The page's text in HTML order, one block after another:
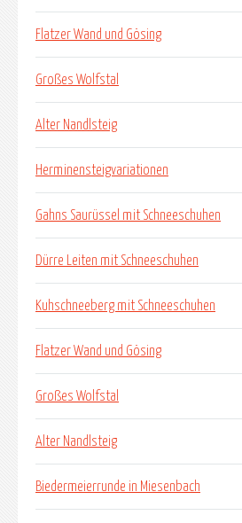
Flatzer Wand und Gösing
Großes Wolfstal
Alter Nandlsteig
Herminensteigvariationen
Gahns Saurüssel mit Schneeschuhen
Dürre Leiten mit Schneeschuhen
Kuhschneeberg mit Schneeschuhen
Flatzer Wand und Gösing
Großes Wolfstal
Alter Nandlsteig
Biedermeierrunde in Miesenbach